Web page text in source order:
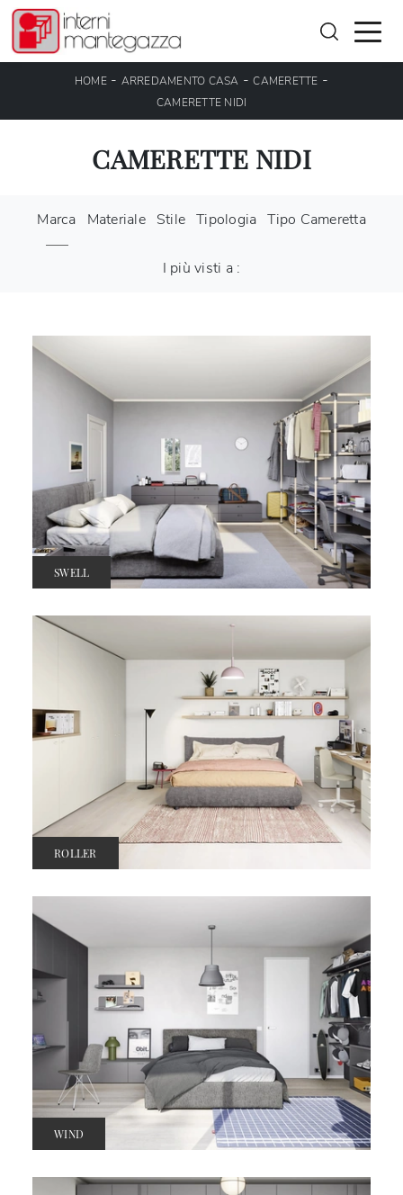
HOME- ARREDAMENTO CASA -CAMERETTE -
CAMERETTE NIDI
CAMERETTE NIDI
Marca Materiale Stile Tipologia Tipo Cameretta
I più visti a :
SWELL
ROLLER
WIND